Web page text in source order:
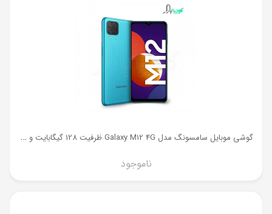
گ
وشی موبایل سامسونگ مدل Galaxy M12 4G ظرفیت 128 گیگابایت و رم 4 گیگ
ناموجود